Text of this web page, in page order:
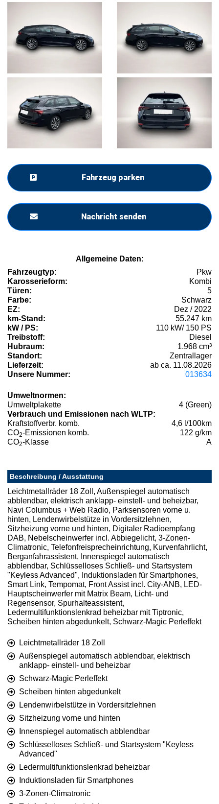
Fahrzeug parken
Nachricht senden
Allgemeine Daten:
Fahrzeugtyp:
Pkw
Karosserieform:
Kombi
Türen:
5
Farbe:
Schwarz
EZ:
Dez / 2022
km-Stand:
55.247 km
kW / PS:
110 kW/ 150 PS
Treibstoff:
Diesel
Hubraum:
1.968 cm³
Standort:
Zentrallager
Lieferzeit:
ab ca. 11.08.2026
Unsere Nummer:
013634
Umweltnormen:
Umweltplakette
4 (Green)
Verbrauch und Emissionen nach WLTP:
Kraftstoffverbr. komb.
4,6 l/100km
CO2-Emissionen komb.
122 g/km
CO2-Klasse A
Beschreibung / Ausstattung
Leichtmetallräder 18 Zoll, Außenspiegel automatisch
abblendbar, elektrisch anklapp- einstell- und beheizbar,
Navi Columbus + Web Radio, Parksensoren vorne u.
hinten, Lendenwirbelstütze in Vordersitzlehnen,
Sitzheizung vorne und hinten, Digitaler Radioempfang
DAB, Nebelscheinwerfer incl. Abbiegelicht, 3-Zonen-
Climatronic, Telefonfreisprecheinrichtung, Kurvenfahrlicht,
Berganfahrassistent, Innenspiegel automatisch
abblendbar, Schlüsselloses Schließ- und Startsystem
"Keyless Advanced", Induktionsladen für Smartphones,
Smart Link, Tempomat, Front Assist incl. City-ANB, LED-
Hauptscheinwerfer mit Matrix Beam, Licht- und
Regensensor, Spurhalteassistent,
Ledermultifunktionslenkrad beheizbar mit Tiptronic,
Scheiben hinten abgedunkelt, Schwarz-Magic Perleffekt
Leichtmetallräder 18 Zoll
Außenspiegel automatisch abblendbar, elektrisch
anklapp- einstell- und beheizbar
Schwarz-Magic Perleffekt
Scheiben hinten abgedunkelt
Lendenwirbelstütze in Vordersitzlehnen
Sitzheizung vorne und hinten
Innenspiegel automatisch abblendbar
Schlüsselloses Schließ- und Startsystem "Keyless
Advanced"
Ledermultifunktionslenkrad beheizbar
Induktionsladen für Smartphones
3-Zonen-Climatronic